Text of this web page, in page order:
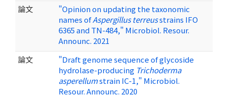
論文
"Opinion on updating the taxonomic
names ofAspergillus terreusstrains IFO
6365 and TN-484," Microbiol. Resour.
Announc. 2021
論文
"Draft genome sequence of glycoside
hydrolase-producing Trichoderma
asperellumstrain IC-1," Microbiol.
Resour. Announc. 2020